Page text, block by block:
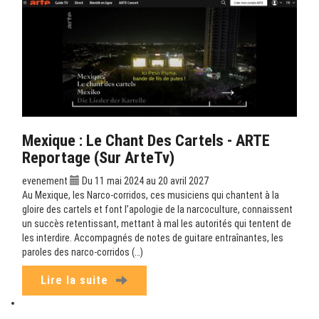
Mexique : Le Chant Des Cartels - ARTE
Reportage (sur ArteTv)
evenement
Du 11 mai 2024 au 20 avril 2027
Au Mexique, les Narco-corridos, ces musiciens qui chantent à la
gloire des cartels et font l’apologie de la narcoculture, connaissent
un succès retentissant, mettant à mal les autorités qui tentent de
les interdire. Accompagnés de notes de guitare entraînantes, les
paroles des narco-corridos (…)
Lire la suite